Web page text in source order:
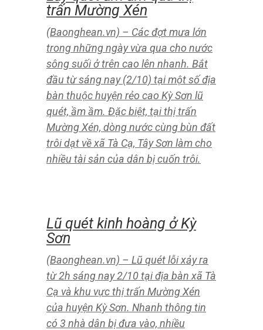
Khe Chuối tại bản Bình 2, xã Châu
Bình (Quỳ Châu), chính quyền địa
phương phải huy động người dân và
phương tiện gia cố ngay trong đêm.
Liệu xe điện có chạy
không?
Khi so sánh nhanh với xe hơi, xe điện
kéo dài như xe hơi hay không. Bài
viết dưới đây sẽ trả lời câu hỏi này.
Lũy quét ầm ầm qua thị
trấn Mường Xén